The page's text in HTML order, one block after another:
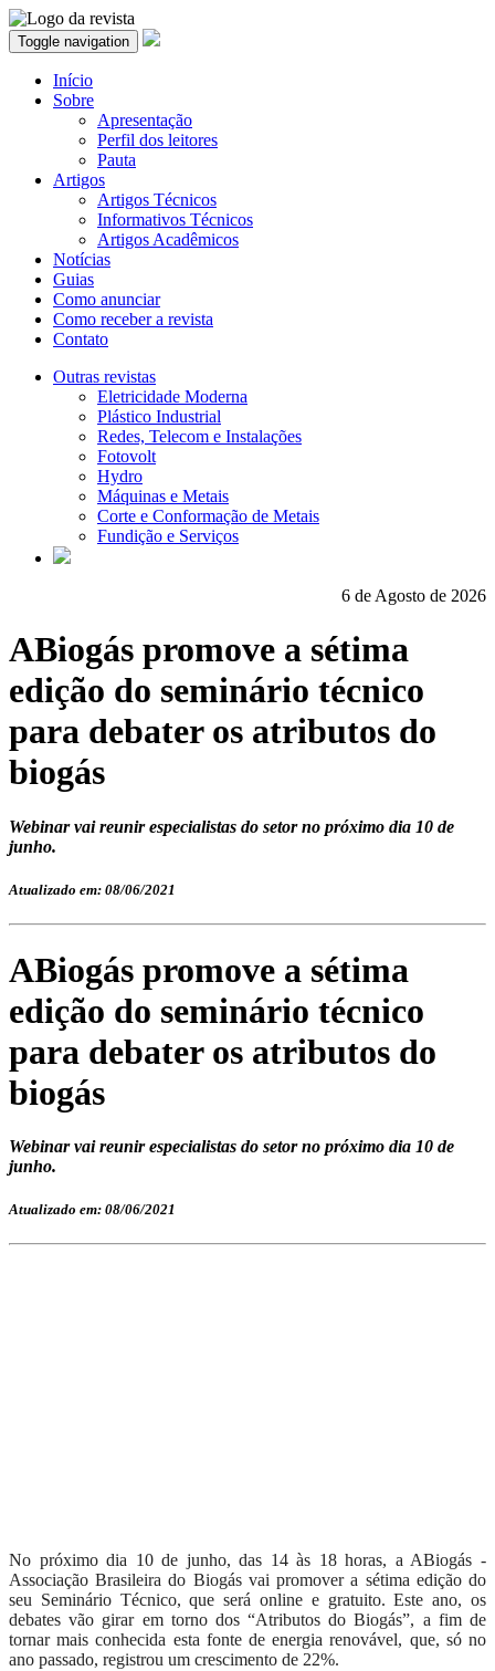
Toggle navigation
Início
Sobre
Apresentação
Perfil dos leitores
Pauta
Artigos
Artigos Técnicos
Informativos Técnicos
Artigos Acadêmicos
Notícias
Guias
Como anunciar
Como receber a revista
Contato
Outras revistas
Eletricidade Moderna
Plástico Industrial
Redes, Telecom e Instalações
Fotovolt
Hydro
Máquinas e Metais
Corte e Conformação de Metais
Fundição e Serviços
6 de Agosto de 2026
ABiogás promove a sétima
edição do seminário técnico
para debater os atributos do
biogás
Webinar vai reunir especialistas do setor no próximo dia 10 de
junho.
Atualizado em: 08/06/2021
ABiogás promove a sétima
edição do seminário técnico
para debater os atributos do
biogás
Webinar vai reunir especialistas do setor no próximo dia 10 de
junho.
Atualizado em: 08/06/2021
No próximo dia 10 de junho, das 14 às 18 horas, a ABiogás -
Associação Brasileira do Biogás vai promover a sétima edição do
seu Seminário Técnico, que será online e gratuito. Este ano, os
debates vão girar em torno dos “Atributos do Biogás”, a fim de
tornar mais conhecida esta fonte de energia renovável, que, só no
ano passado, registrou um crescimento de 22%.